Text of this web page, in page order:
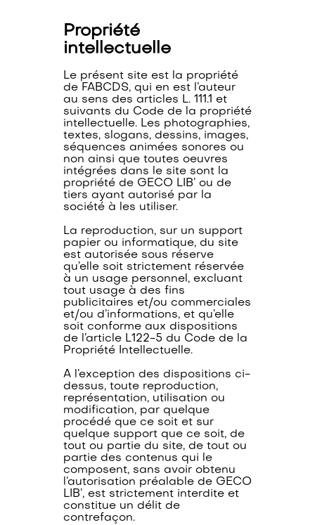
Propriété
intellectuelle
Le présent site est la propriété
de FABCDS, qui en est l’auteur
au sens des articles L. 111.1 et
suivants du Code de la propriété
intellectuelle. Les photographies,
textes, slogans, dessins, images,
séquences animées sonores ou
non ainsi que toutes oeuvres
intégrées dans le site sont la
propriété de GECO LIB’ ou de
tiers ayant autorisé par la
société à les utiliser.
La reproduction, sur un support
papier ou informatique, du site
est autorisée sous réserve
qu’elle soit strictement réservée
à un usage personnel, excluant
tout usage à des fins
publicitaires et/ou commerciales
et/ou d’informations, et qu’elle
soit conforme aux dispositions
de l’article L122-5 du Code de la
Propriété Intellectuelle.
A l’exception des dispositions ci-
dessus, toute reproduction,
représentation, utilisation ou
modification, par quelque
procédé que ce soit et sur
quelque support que ce soit, de
tout ou partie du site, de tout ou
partie des contenus qui le
composent, sans avoir obtenu
l’autorisation préalable de GECO
LIB’, est strictement interdite et
constitue un délit de
contrefaçon.